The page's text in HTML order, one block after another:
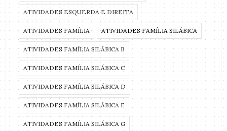
ATIVIDADES ESQUERDA E DIREITA
ATIVIDADES FAMÍLIA ATIVIDADES FAMÍLIA SILÁBICA
ATIVIDADES FAMÍLIA SILÁBICA B
ATIVIDADES FAMÍLIA SILÁBICA C
ATIVIDADES FAMÍLIA SILÁBICA D
ATIVIDADES FAMÍLIA SILÁBICA F
ATIVIDADES FAMÍLIA SILÁBICA G